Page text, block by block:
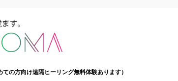
の方向け遠隔ヒーリング無料体験あります）